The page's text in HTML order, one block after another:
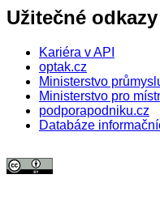
Užitečné odkazy
Kariéra v API
optak.cz
Ministerstvo
Ministerstvo pro
podporapodniku.cz
Databáze